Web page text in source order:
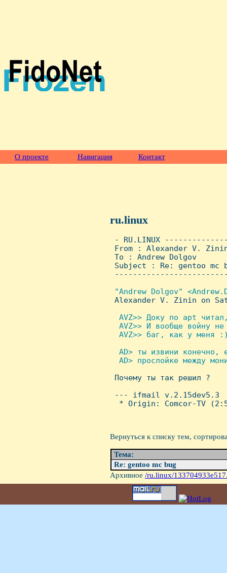
О проекте Навигация Контакт
ru.linux
- RU.LINUX
From : Alexander V.
To : Andrew Dolgov
Subject : Re: gentoo mc
"Andrew Dolgov"
Alexander V. Zinin on
AVZ>> Доку по apt
AVZ>> И вообще войну
AVZ>> баг, как у меня
AD> ты извини
AD> прослойке между
Почему ты так решил ?
--- ifmail v.2.15dev5.3
* Origin: Comcor-TV
Вернуться к списку тем,
Тема:
Re: gentoo mc bug
Архивное /ru.linux/